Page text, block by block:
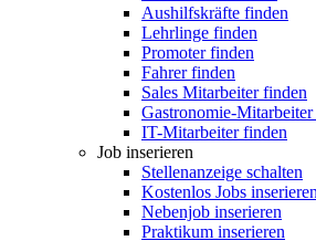
Aushilfskräfte finden
Lehrlinge finden
Promoter finden
Fahrer finden
Sales Mitarbeiter finden
Gastronomie-
IT-Mitarbeiter finden
Job inserieren
Stellenanzeige schalten
Kostenlos Jobs inserieren
Nebenjob inserieren
Praktikum inserieren